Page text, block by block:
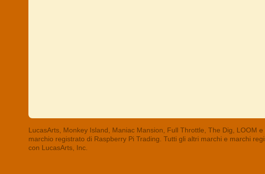
LucasArts, Monkey Island, Maniac Mansion, Full Throttle, The Dig, LOOM
marchio registrato di Raspberry Pi Trading. Tutti gli altri marchi e marchi
con LucasArts, Inc.